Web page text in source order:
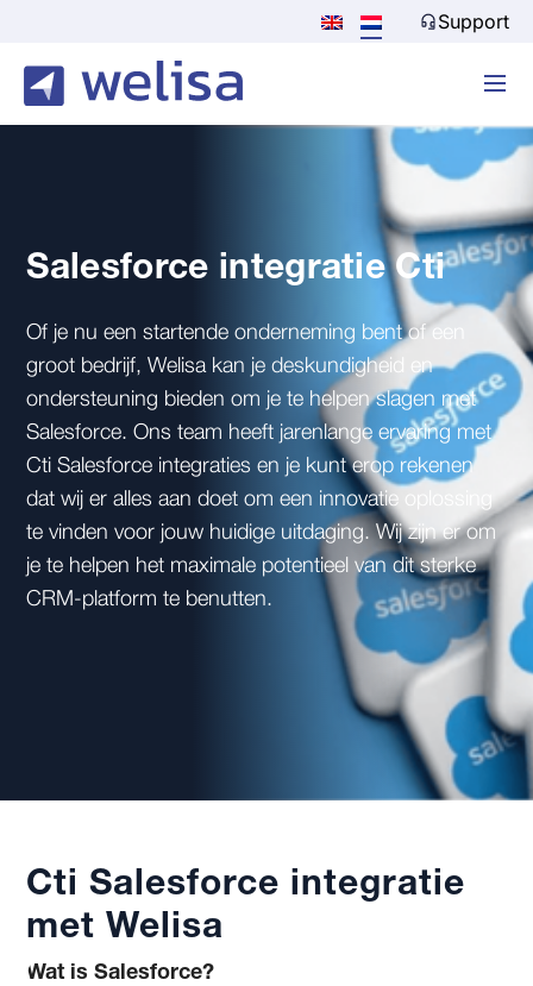
Support
Salesforce integratie Cti
Of je nu een startende onderneming bent of een
groot bedrijf, Welisa kan je deskundigheid en
ondersteuning bieden om je te helpen slagen met
Salesforce. Ons team heeft jarenlange ervaring met
Cti Salesforce integraties en je kunt erop rekenen
dat wij er alles aan doet om een innovatie oplossing
te vinden voor jouw huidige uitdaging. Wij zijn er om
je te helpen het maximale potentieel van dit sterke
CRM-platform te benutten.
Cti Salesforce integratie
met Welisa
Wat is Salesforce?